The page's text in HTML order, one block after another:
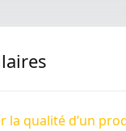
la qualité d’un